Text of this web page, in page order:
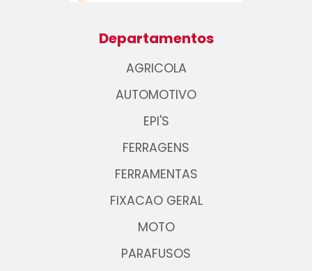
Departamentos
AGRICOLA
AUTOMOTIVO
EPI'S
FERRAGENS
FERRAMENTAS
FIXACAO GERAL
MOTO
PARAFUSOS